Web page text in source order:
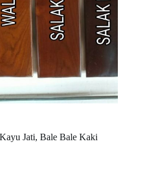
Jati, Bale Bale Kaki